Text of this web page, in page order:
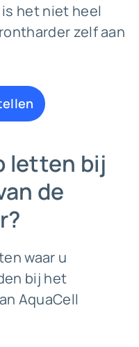
het niet heel
zelf aan
letten bij
de
waar u
bij het
AquaCell